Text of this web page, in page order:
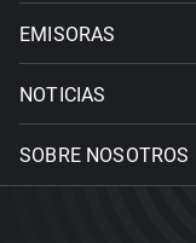
EMISORAS
NOTICIAS
SOBRE NOSOTROS